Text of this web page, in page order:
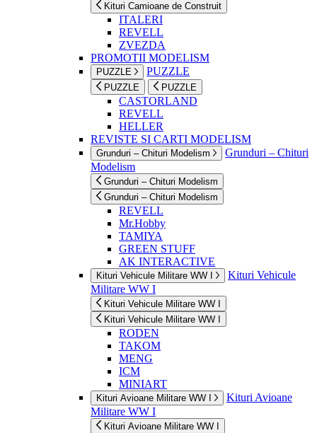
Kituri Camioane de Construit
ITALERI
REVELL
ZVEZDA
PROMOTII MODELISM
PUZZLE PUZZLE
PUZZLE PUZZLE
CASTORLAND
REVELL
HELLER
REVISTE SI CARTI MODELISM
Grunduri – Chituri Modelism
Grunduri – Chituri
Modelism
Grunduri – Chituri Modelism
Grunduri – Chituri Modelism
REVELL
Mr.Hobby
TAMIYA
GREEN STUFF
AK INTERACTIVE
Kituri Vehicule Militare WW I
Kituri Vehicule
Militare WW I
Kituri Vehicule Militare WW I
Kituri Vehicule Militare WW I
RODEN
TAKOM
MENG
ICM
MINIART
Kituri Avioane Militare WW I
Kituri Avioane
Militare WW I
Kituri Avioane Militare WW I